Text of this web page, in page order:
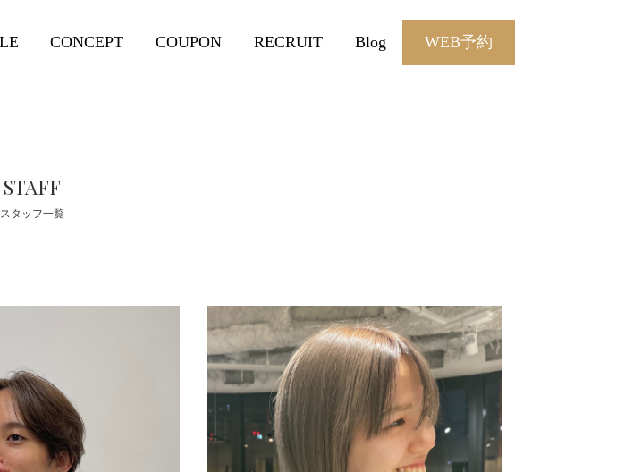
CONCEPT COUPON RECRUIT Blog WEB予約
STAFF
スタッフ一覧